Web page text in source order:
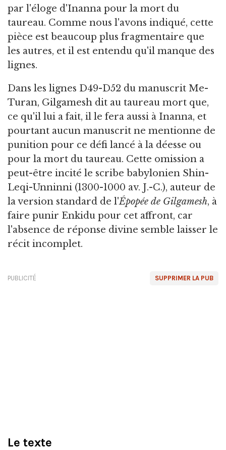
par l'éloge d'Inanna pour la mort du
taureau. Comme nous l'avons indiqué, cette
pièce est beaucoup plus fragmentaire que
les autres, et il est entendu qu'il manque des
lignes.
Dans les lignes D49-D52 du manuscrit Me-
Turan, Gilgamesh dit au taureau mort que,
ce qu'il lui a fait, il le fera aussi à Inanna, et
pourtant aucun manuscrit ne mentionne de
punition pour ce défi lancé à la déesse ou
pour la mort du taureau. Cette omission a
peut-être incité le scribe babylonien Shin-
Leqi-Unninni (1300-1000 av. J.-C.), auteur de
la version standard de l'Épopée de Gilgamesh, à
faire punir Enkidu pour cet affront, car
l'absence de réponse divine semble laisser le
récit incomplet.
SUPPRIMER LA PUB
PUBLICITÉ
Le texte